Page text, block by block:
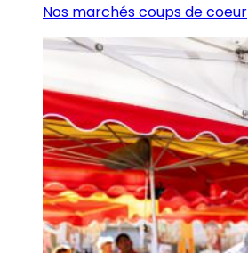
Nos marchés coups de coeur